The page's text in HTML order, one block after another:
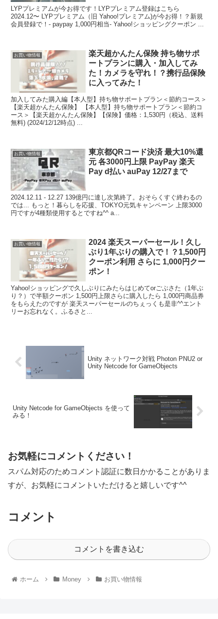
LYPプレミアムが今お得です！LYPプレミアム登録はこちら
2024.12〜 LYPプレミアム（旧 Yahoo!プレミアム)が今お得！？新規
会員登録で！- paypay 1,000円相当- Yahoo!ショッピングクーポン ...
お買い物情報
楽天超かんたん保険 持ち物サポ
ートプランに購入・加入してみ
た！カメラを守れ！？携行品保険
に入ってみた！
加入してみた購入編【本人型】持ち物サポートプラン＜節約コース＞
【楽天超かんたん保険】 【本人型】持ち物サポートプラン＜節約コ
ース＞【楽天超かんたん保険】【保険】価格：1,530円（税込、送料
無料) (2024/12/12時点) ...
お買い物情報
東京都QRコード決済 最大10%還
元 各3000円上限 PayPay 楽天
Pay d払い auPay 12/27まで
2024.12.11 - 12.27 139億円に達し次第終了。おそらくすぐ終わるの
では... もっと！暮らしを応援、TOKYO元気キャンペーン 上限3000
円ですが4種類使用するとですね^^ a...
お買い物情報
2024 楽天スーパーセール！久し
ぶり1年ぶりの購入で！？1,500円
クーポン利用 さらに 1,000円クー
ポン！
Yahoo!ショッピングで久しぶりにみたらはじめてorごぶさた（1年ぶ
り？）で半額クーポン 1,500円上限さらに購入したら 1,000円商品券
をもらえたのですが 楽天スーパーセールのちぇっくも是非^^エント
リーお忘れなく。ふるさと...
Unity ネットワーク対戦 Photon PNU2 or
Unity Netcode for GameObjects
Unity Netcode for GameObjects を使って
みる！
お気軽にコメントください！
スパム対応のためコメント認証に数日かかることがありま
すが、お気軽にコメントいただけると嬉しいです^^
コメント
コメントを書き込む
ホーム Money お買い物情報